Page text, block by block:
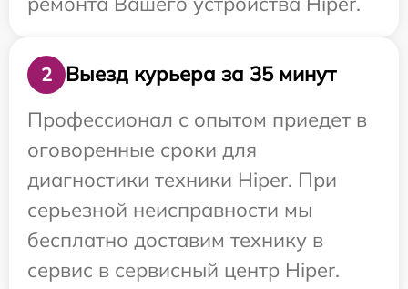
2
Выезд курьера за 35 минут
Профессионал с опытом приедет в
оговоренные сроки для
диагностики техники Hiper. При
серьезной неисправности мы
бесплатно доставим технику в
сервис в сервисный центр Hiper.